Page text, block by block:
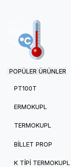
POPÜLER ÜRÜNLER
PT100T
ERMOKUPL
TERMOKUPL
BILLET PROP
K TIPI TERMOKUPL